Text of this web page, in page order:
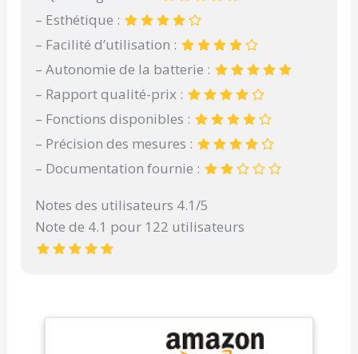
– Esthétique :
– Facilité d’utilisation :
– Autonomie de la batterie :
– Rapport qualité-prix :
– Fonctions disponibles :
– Précision des mesures :
– Documentation fournie :
Notes des utilisateurs 4.1/5
Note de 4.1 pour 122 utilisateurs